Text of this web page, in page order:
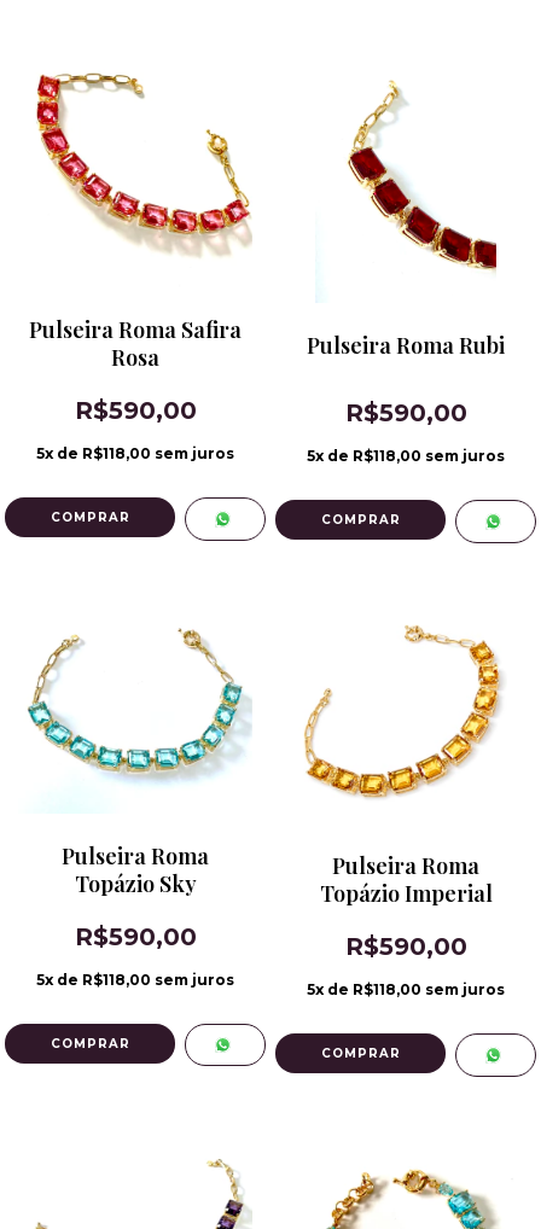
Pulseira Roma Safira
Rosa
R$590,00
5x de R$118,00 sem juros
Pulseira Roma Rubi
R$590,00
5x de R$118,00 sem juros
Pulseira Roma
Topázio Sky
R$590,00
5x de R$118,00 sem juros
Pulseira Roma
Topázio Imperial
R$590,00
5x de R$118,00 sem juros